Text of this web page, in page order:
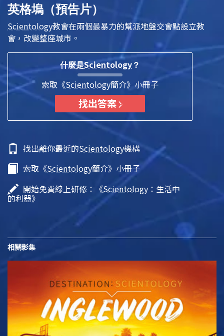
英格塢（預告片）
Scientology教會在兩個最暴力的幫派地盤交會點設立教
會，改變整座城市。
什麼是Scientology ？
索取《Scientology簡介》小冊子
找出答案
找出離你最近的Scientology機構
索取《Scientology簡介》小冊子
開始免費線上研修：《Scientology ：生活中
的利器》
相關影集